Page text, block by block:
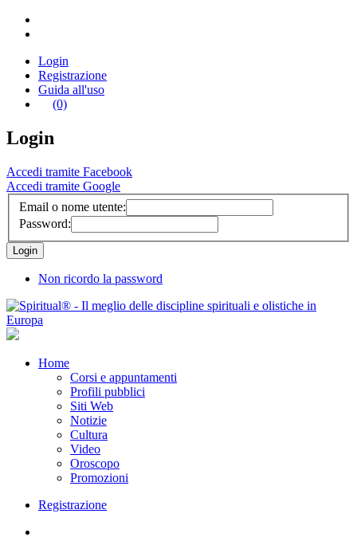
Login
Registrazione
Guida all'uso
(0)
Login
Accedi tramite Facebook
Accedi tramite Google
Email o nome utente:
Password:
Non ricordo la password
Home
Corsi e appuntamenti
Profili pubblici
Siti Web
Notizie
Cultura
Video
Oroscopo
Promozioni
Registrazione